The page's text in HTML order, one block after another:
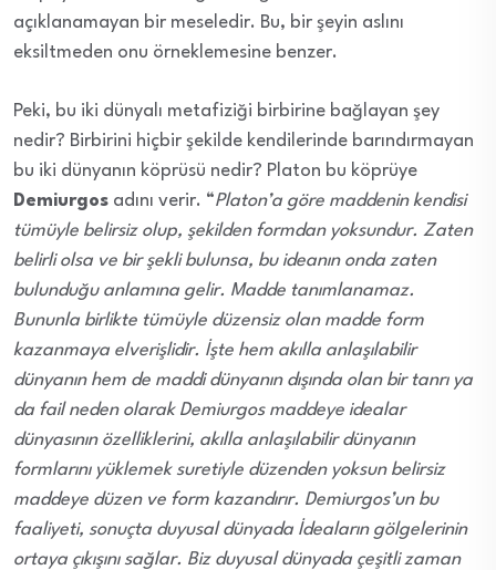
açıklanamayan bir meseledir. Bu, bir şeyin aslını
eksiltmeden onu örneklemesine benzer.
Peki, bu iki dünyalı metafiziği birbirine bağlayan şey
nedir? Birbirini hiçbir şekilde kendilerinde barındırmayan
bu iki dünyanın köprüsü nedir? Platon bu köprüye
Demiurgos adını verir. “Platon’a göre maddenin kendisi
tümüyle belirsiz olup, şekilden formdan yoksundur. Zaten
belirli olsa ve bir şekli bulunsa, bu ideanın onda zaten
bulunduğu anlamına gelir. Madde tanımlanamaz.
Bununla birlikte tümüyle düzensiz olan madde form
kazanmaya elverişlidir. İşte hem akılla anlaşılabilir
dünyanın hem de maddi dünyanın dışında olan bir tanrı ya
da fail neden olarak Demiurgos maddeye idealar
dünyasının özelliklerini, akılla anlaşılabilir dünyanın
formlarını yüklemek suretiyle düzenden yoksun belirsiz
maddeye düzen ve form kazandırır. Demiurgos’un bu
faaliyeti, sonuçta duyusal dünyada İdeaların gölgelerinin
ortaya çıkışını sağlar. Biz duyusal dünyada çeşitli zaman